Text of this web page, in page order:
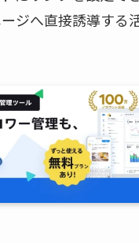
ジへ直接誘導する